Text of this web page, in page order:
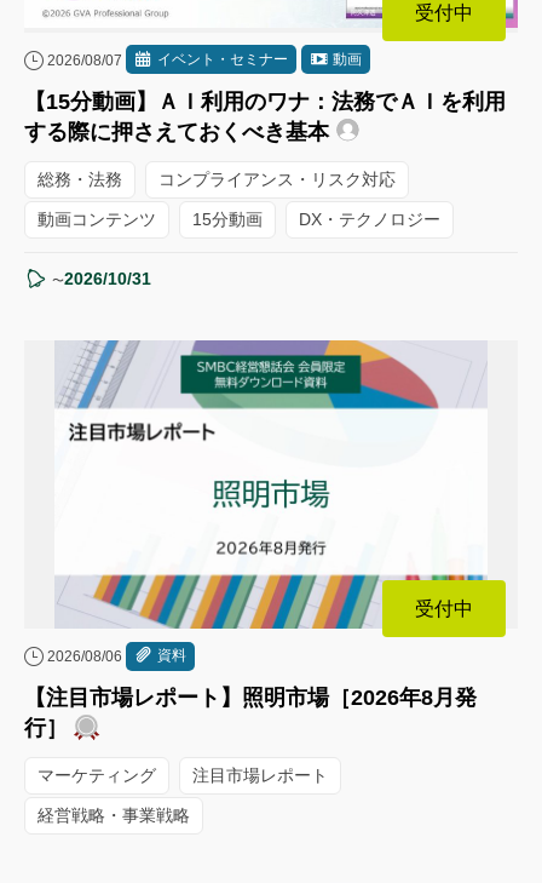
受付中
2026/08/07 イベント・セミナー 動画
【15分動画】ＡＩ利用のワナ：法務でＡＩを利用
する際に押さえておくべき基本
総務・法務 コンプライアンス・リスク対応
動画コンテンツ 15分動画 DX・テクノロジー
〜2026/10/31
受付中
2026/08/06 資料
【注目市場レポート】照明市場［2026年8月発
行］
マーケティング 注目市場レポート
経営戦略・事業戦略